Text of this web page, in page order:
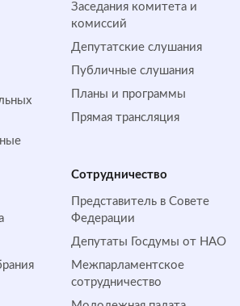
Заседания комитета и
комиссий
Депутатские слушания
Публичные слушания
Планы и программы
Прямая трансляция
Сотрудничество
Представитель в Совете
Федерации
Депутаты Госдумы от НАО
Межпарламентское
сотрудничество